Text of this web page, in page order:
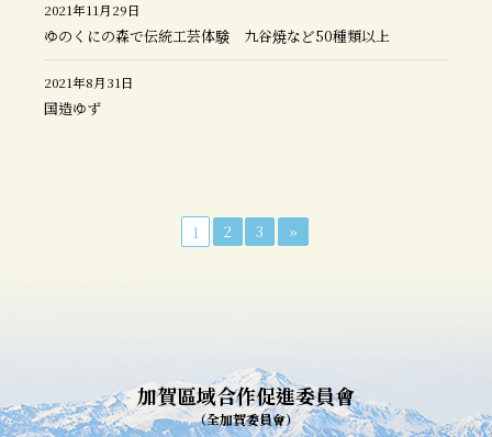
2021年11月29日
ゆのくにの森で伝統工芸体験 九谷焼など50種類以上
2021年8月31日
国造ゆず
1 2 3 »
加賀區域合作促進委員會
（全加賀委員會）